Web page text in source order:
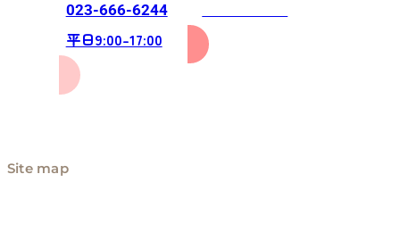
023-666-6244
平日9:00-17:00
Site map